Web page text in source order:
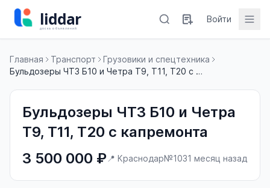
Войти
Главная Транспорт
Грузовики и спецтехника
Бульдозеры ЧТЗ Б10 и Четра Т9, Т11, Т20 с капремонта
Бульдозеры ЧТЗ Б10 и Четра
Т9, Т11, Т20 с капремонта
3 500 000 ₽ 📍 Краснодар№1031 месяц назад